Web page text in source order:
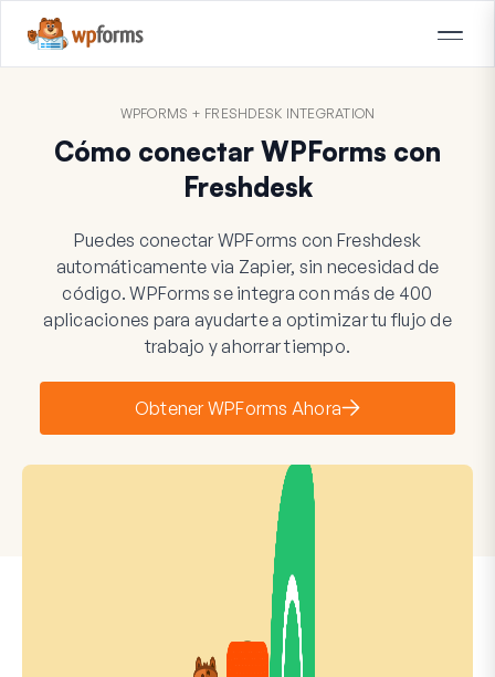
WPFORMS + FRESHDESK INTEGRATION
Cómo conectar WPForms con
Freshdesk
Puedes conectar WPForms con Freshdesk
automáticamente via Zapier, sin necesidad de
código. WPForms se integra con más de 400
aplicaciones para ayudarte a optimizar tu flujo de
trabajo y ahorrar tiempo.
Obtener WPForms Ahora